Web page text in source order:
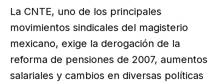
La CNTE, uno de los principales
movimientos sindicales del magisterio
mexicano, exige la derogación de la
reforma de pensiones de 2007, aumentos
salariales y cambios en diversas políticas